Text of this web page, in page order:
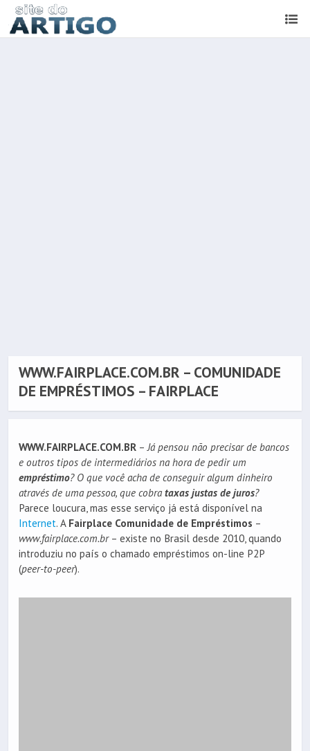
WWW.FAIRPLACE.COM.BR – COMUNIDADE
DE EMPRÉSTIMOS – FAIRPLACE
WWW.FAIRPLACE.COM.BR –Já pensou não precisar de bancos
e outros tipos de intermediários na hora de pedir um
empréstimo? O que você acha de conseguir algum dinheiro
através de uma pessoa, que cobra taxas justas de juros?
Parece loucura, mas esse serviço já está disponível na
Internet. A Fairplace Comunidade de Empréstimos –
www.fairplace.com.br– existe no Brasil desde 2010, quando
introduziu no país o chamado empréstimos on-line P2P
(peer-to-peer).